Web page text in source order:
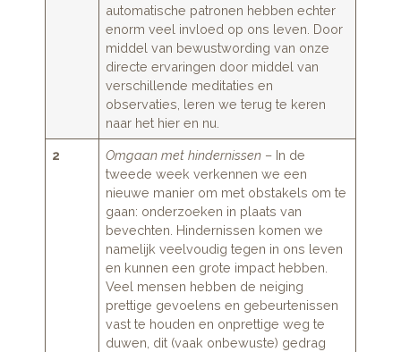
automatische patronen hebben echter
enorm veel invloed op ons leven. Door
middel van bewustwording van onze
directe ervaringen door middel van
verschillende meditaties en
observaties, leren we terug te keren
naar het hier en nu.
2 Omgaan met hindernissen – In de
tweede week verkennen we een
nieuwe manier om met obstakels om te
gaan: onderzoeken in plaats van
bevechten. Hindernissen komen we
namelijk veelvoudig tegen in ons leven
en kunnen een grote impact hebben.
Veel mensen hebben de neiging
prettige gevoelens en gebeurtenissen
vast te houden en onprettige weg te
duwen, dit (vaak onbewuste) gedrag